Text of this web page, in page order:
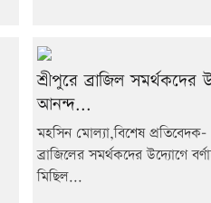
শ্রীপুরে ব্রাজিল সমর্থকদের
আনন্দ...
মহসিন মোল্যা,বিশেষ প্রতিবেদক-
ব্রাজিলের সমর্থকদের উদ্যোগে
মিছিল...